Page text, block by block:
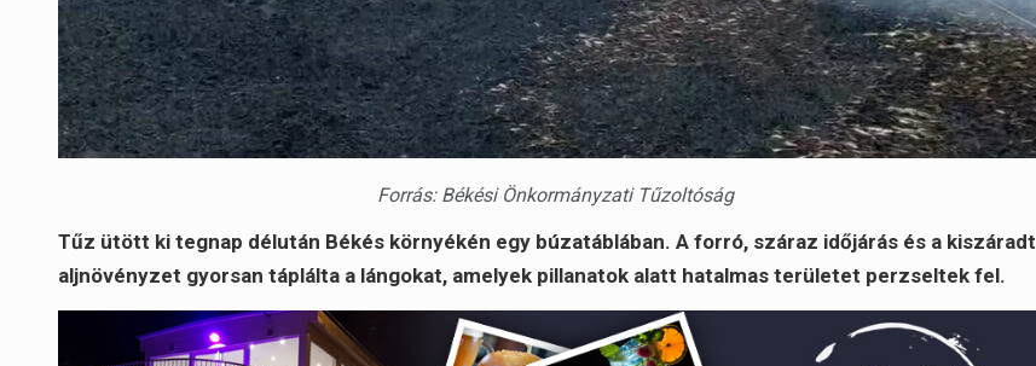
Forrás: Békési Önkormányzati Tűzoltóság
Tűz ütött ki tegnap délután Békés környékén egy búzatáblában. A forró, száraz időjárás és a kiszáradt
aljnövényzet gyorsan táplálta a lángokat, amelyek pillanatok alatt hatalmas területet perzseltek fel.